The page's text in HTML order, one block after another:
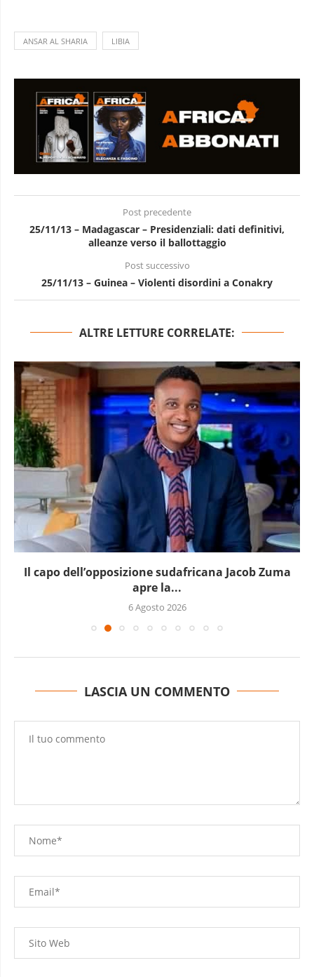
ANSAR AL SHARIA LIBIA
Post precedente
25/11/13 – Madagascar – Presidenziali: dati definitivi,
alleanze verso il ballottaggio
Post successivo
25/11/13 – Guinea – Violenti disordini a Conakry
ALTRE LETTURE CORRELATE:
Il capo dell’opposizione sudafricana Jacob Zuma
apre la...
6 Agosto 2026
LASCIA UN COMMENTO